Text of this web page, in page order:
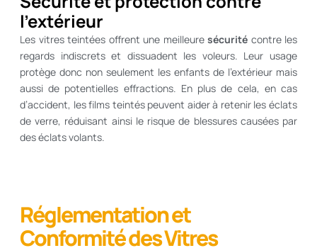
l’extérieur
Les vitres teintées offrent une meilleure sécurité contre les
regards indiscrets et dissuadent les voleurs. Leur usage
protège donc non seulement les enfants de l’extérieur mais
aussi de potentielles effractions. En plus de cela, en cas
d’accident, les films teintés peuvent aider à retenir les éclats
de verre, réduisant ainsi le risque de blessures causées par
des éclats volants.
Réglementation et
Conformité des Vitres